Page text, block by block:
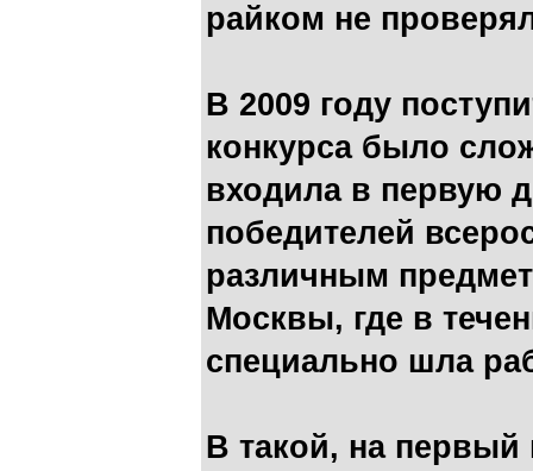
райком не
В 2009 году
конкурса было
входила в первую
победителей
различным
Москвы, где в
специально шла
В такой, на первый